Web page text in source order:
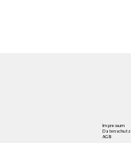
Impressum
Datenschutz
AGB